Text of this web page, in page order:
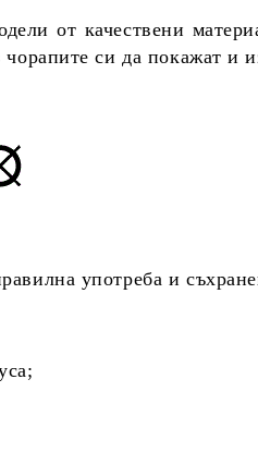
от качествени
си да покажат и
употреба и